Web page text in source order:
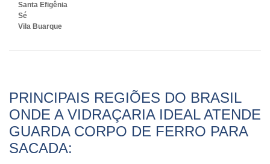
Santa Efigênia
Sé
Vila Buarque
PRINCIPAIS REGIÕES DO BRASIL
ONDE A VIDRAÇARIA IDEAL ATENDE
GUARDA CORPO DE FERRO PARA
SACADA: